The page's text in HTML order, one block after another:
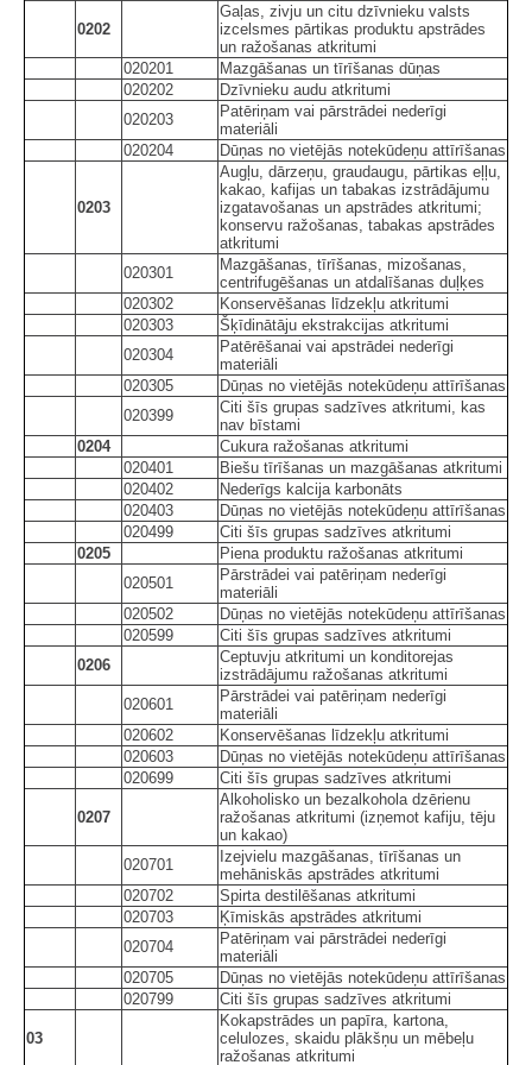
0202
Gaļas, zivju un citu dzīvnieku valsts
izcelsmes pārtikas produktu apstrādes
un ražošanas atkritumi
020201
Mazgāšanas un tīrīšanas dūņas
020202
Dzīvnieku audu atkritumi
020203
Patēriņam vai pārstrādei nederīgi
materiāli
020204
Dūņas no vietējās notekūdeņu attīrīšanas
0203
Augļu, dārzeņu, graudaugu, pārtikas eļļu,
kakao, kafijas un tabakas izstrādājumu
izgatavošanas un apstrādes atkritumi;
konservu ražošanas, tabakas apstrādes
atkritumi
020301
Mazgāšanas, tīrīšanas, mizošanas,
centrifugēšanas un atdalīšanas duļķes
020302
Konservēšanas līdzekļu atkritumi
020303
Šķīdinātāju ekstrakcijas atkritumi
020304
Patērēšanai vai apstrādei nederīgi
materiāli
020305
Dūņas no vietējās notekūdeņu attīrīšanas
020399
Citi šīs grupas sadzīves atkritumi, kas
nav bīstami
0204
Cukura ražošanas atkritumi
020401
Biešu tīrīšanas un mazgāšanas atkritumi
020402
Nederīgs kalcija karbonāts
020403
Dūņas no vietējās notekūdeņu attīrīšanas
020499
Citi šīs grupas sadzīves atkritumi
0205
Piena produktu ražošanas atkritumi
020501
Pārstrādei vai patēriņam nederīgi
materiāli
020502
Dūņas no vietējās notekūdeņu attīrīšanas
020599
Citi šīs grupas sadzīves atkritumi
0206
Ceptuvju atkritumi un konditorejas
izstrādājumu ražošanas atkritumi
020601
Pārstrādei vai patēriņam nederīgi
materiāli
020602
Konservēšanas līdzekļu atkritumi
020603
Dūņas no vietējās notekūdeņu attīrīšanas
020699
Citi šīs grupas sadzīves atkritumi
0207
Alkoholisko un bezalkohola dzērienu
ražošanas atkritumi (izņemot kafiju, tēju
un kakao)
020701
Izejvielu mazgāšanas, tīrīšanas un
mehāniskās apstrādes atkritumi
020702
Spirta destilēšanas atkritumi
020703
Ķīmiskās apstrādes atkritumi
020704
Patēriņam vai pārstrādei nederīgi
materiāli
020705
Dūņas no vietējās notekūdeņu attīrīšanas
020799
Citi šīs grupas sadzīves atkritumi
03
Kokapstrādes un papīra, kartona,
celulozes, skaidu plākšņu un mēbeļu
ražošanas atkritumi